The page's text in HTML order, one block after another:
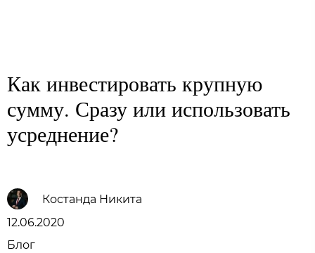
Как инвестировать крупную
сумму. Сразу или использовать
усреднение?
Костанда Никита
12.06.2020
Блог